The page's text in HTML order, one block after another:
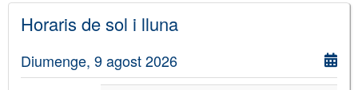
Horaris de sol i lluna
Diumenge, 9 agost 2026